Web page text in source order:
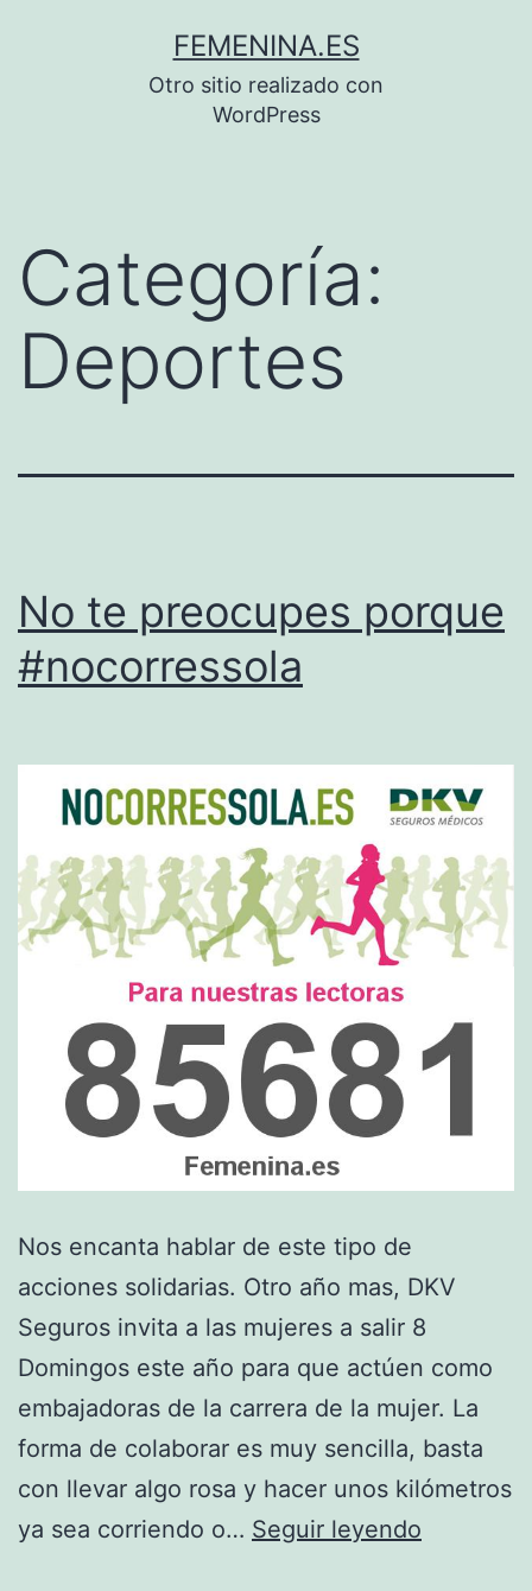
FEMENINA.ES
Otro sitio realizado con
WordPress
Categoría:
Deportes
No te preocupes porque
#nocorressola
Nos encanta hablar de este tipo de
acciones solidarias. Otro año mas, DKV
Seguros invita a las mujeres a salir 8
Domingos este año para que actúen como
embajadoras de la carrera de la mujer. La
forma de colaborar es muy sencilla, basta
con llevar algo rosa y hacer unos kilómetros
ya sea corriendo o… Seguir leyendo